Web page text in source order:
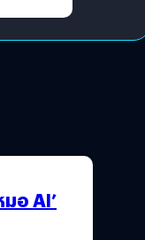
อ AI’